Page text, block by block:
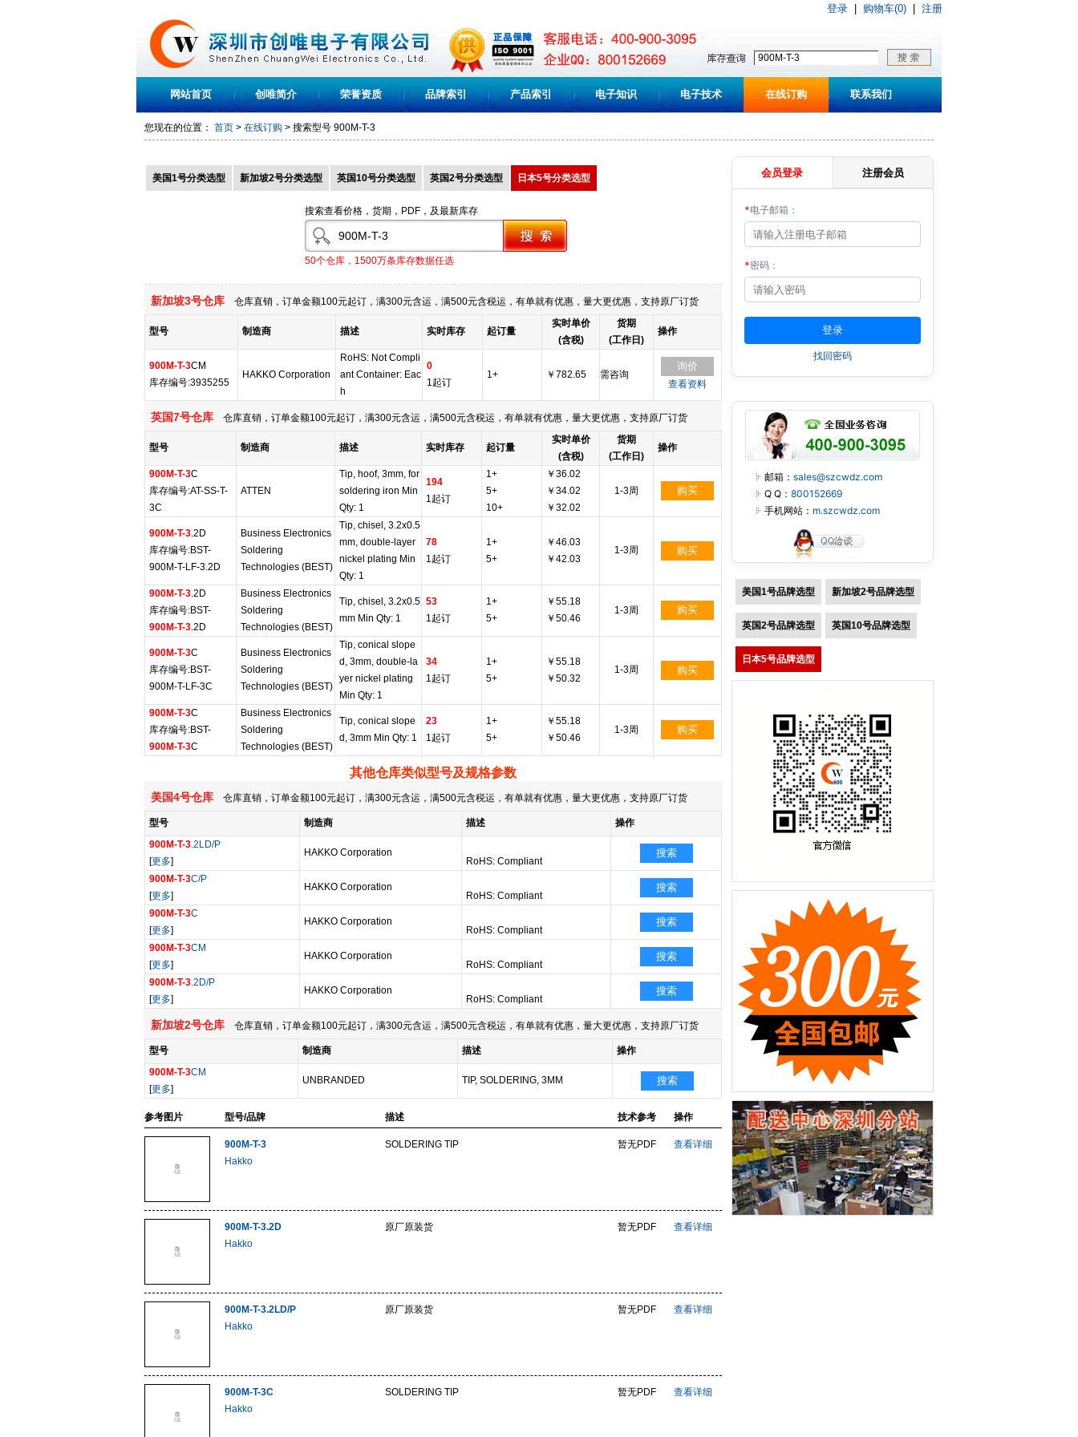
登录 购物车(0) 注册
网站首页 创唯简介 荣誉资质 品牌索引 产品索引 电子知识 电子技术 在线订购 联系我们
您现在的位置： 首页 > 在线订购 > 搜索型号 900M-T-3
美国1号分类选型 新加坡2号分类选型 英国10号分类选型 英国2号分类选型 日本5号分类选型
搜索查看价格，货期，PDF，及最新库存
50个仓库，1500万条库存数据任选
新加坡3号仓库 仓库直销，订单金额100元起订，满300元含运，满500元含税运，有单就有优惠，量大更优惠，支持原厂订货
型号 制造商 描述 实时库存 起订量
实时单价
(含税)
货期
(工作日)
操作
900M-T-3CM
库存编号:3935255
HAKKO Corporation
RoHS: Not Compli
ant Container: Eac
h
0
1起订
1+ ￥782.65 需咨询
询价
查看资料
英国7号仓库 仓库直销，订单金额100元起订，满300元含运，满500元含税运，有单就有优惠，量大更优惠，支持原厂订货
型号 制造商 描述 实时库存 起订量
实时单价
(含税)
货期
(工作日)
操作
900M-T-3C
库存编号:AT-SS-T-
3C
ATTEN
Tip, hoof, 3mm, for
soldering iron Min
Qty: 1
194
1起订
1+
5+
10+
￥36.02
￥34.02
￥32.02
1-3周 购买
900M-T-3.2D
库存编号:BST-
900M-T-LF-3.2D
Business Electronics
Soldering
Technologies (BEST)
Tip, chisel, 3.2x0.5
mm, double-layer
nickel plating Min
Qty: 1
78
1起订
1+
5+
￥46.03
￥42.03
1-3周 购买
900M-T-3.2D
库存编号:BST-
900M-T-3.2D
Business Electronics
Soldering
Technologies (BEST)
Tip, chisel, 3.2x0.5
mm Min Qty: 1
53
1起订
1+
5+
￥55.18
￥50.46
1-3周 购买
900M-T-3C
库存编号:BST-
900M-T-LF-3C
Business Electronics
Soldering
Technologies (BEST)
Tip, conical slope
d, 3mm, double-la
yer nickel plating
Min Qty: 1
34
1起订
1+
5+
￥55.18
￥50.32
1-3周 购买
900M-T-3C
库存编号:BST-
900M-T-3C
Business Electronics
Soldering
Technologies (BEST)
Tip, conical slope
d, 3mm Min Qty: 1
23
1起订
1+
5+
￥55.18
￥50.46
1-3周 购买
其他仓库类似型号及规格参数
美国4号仓库 仓库直销，订单金额100元起订，满300元含运，满500元含税运，有单就有优惠，量大更优惠，支持原厂订货
型号 制造商 描述
操作
900M-T-3.2LD/P
[更多]
HAKKO Corporation
RoHS: Compliant
搜索
900M-T-3C/P
[更多]
HAKKO Corporation
RoHS: Compliant
搜索
900M-T-3C
[更多]
HAKKO Corporation
RoHS: Compliant
搜索
900M-T-3CM
[更多]
HAKKO Corporation
RoHS: Compliant
搜索
900M-T-3.2D/P
[更多]
HAKKO Corporation
RoHS: Compliant
搜索
新加坡2号仓库 仓库直销，订单金额100元起订，满300元含运，满500元含税运，有单就有优惠，量大更优惠，支持原厂订货
型号 制造商 描述
操作
900M-T-3CM
[更多]
UNBRANDED TIP, SOLDERING, 3MM 搜索
参考图片 型号/品牌 描述 技术参考 操作
900M-T-3
Hakko
SOLDERING TIP 暂无PDF 查看详细
900M-T-3.2D
Hakko
原厂原装货 暂无PDF 查看详细
900M-T-3.2LD/P
Hakko
原厂原装货 暂无PDF 查看详细
900M-T-3C
Hakko
SOLDERING TIP 暂无PDF 查看详细
会员登录 注册会员
*电子邮箱：
*密码：
找回密码
邮箱： sales@szcwdz.com
Q Q： 800152669
手机网站： m.szcwdz.com
美国1号品牌选型 新加坡2号品牌选型
英国2号品牌选型 英国10号品牌选型
日本5号品牌选型